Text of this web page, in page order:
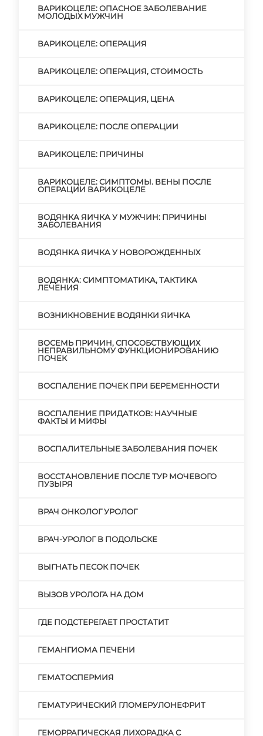
ВАРИКОЦЕЛЕ: ОПАСНОЕ ЗАБОЛЕВАНИЕ
МОЛОДЫХ МУЖЧИН
ВАРИКОЦЕЛЕ: ОПЕРАЦИЯ
ВАРИКОЦЕЛЕ: ОПЕРАЦИЯ, СТОИМОСТЬ
ВАРИКОЦЕЛЕ: ОПЕРАЦИЯ, ЦЕНА
ВАРИКОЦЕЛЕ: ПОСЛЕ ОПЕРАЦИИ
ВАРИКОЦЕЛЕ: ПРИЧИНЫ
ВАРИКОЦЕЛЕ: СИМПТОМЫ. ВЕНЫ ПОСЛЕ
ОПЕРАЦИИ ВАРИКОЦЕЛЕ
ВОДЯНКА ЯИЧКА У МУЖЧИН: ПРИЧИНЫ
ЗАБОЛЕВАНИЯ
ВОДЯНКА ЯИЧКА У НОВОРОЖДЕННЫХ
ВОДЯНКА: СИМПТОМАТИКА, ТАКТИКА
ЛЕЧЕНИЯ
ВОЗНИКНОВЕНИЕ ВОДЯНКИ ЯИЧКА
ВОСЕМЬ ПРИЧИН, СПОСОБСТВУЮЩИХ
НЕПРАВИЛЬНОМУ ФУНКЦИОНИРОВАНИЮ
ПОЧЕК
ВОСПАЛЕНИЕ ПОЧЕК ПРИ БЕРЕМЕННОСТИ
ВОСПАЛЕНИЕ ПРИДАТКОВ: НАУЧНЫЕ
ФАКТЫ И МИФЫ
ВОСПАЛИТЕЛЬНЫЕ ЗАБОЛЕВАНИЯ ПОЧЕК
ВОССТАНОВЛЕНИЕ ПОСЛЕ ТУР МОЧЕВОГО
ПУЗЫРЯ
ВРАЧ ОНКОЛОГ УРОЛОГ
ВРАЧ-УРОЛОГ В ПОДОЛЬСКЕ
ВЫГНАТЬ ПЕСОК ПОЧЕК
ВЫЗОВ УРОЛОГА НА ДОМ
ГДЕ ПОДСТЕРЕГАЕТ ПРОСТАТИТ
ГЕМАНГИОМА ПЕЧЕНИ
ГЕМАТОСПЕРМИЯ
ГЕМАТУРИЧЕСКИЙ ГЛОМЕРУЛОНЕФРИТ
ГЕМОРРАГИЧЕСКАЯ ЛИХОРАДКА С